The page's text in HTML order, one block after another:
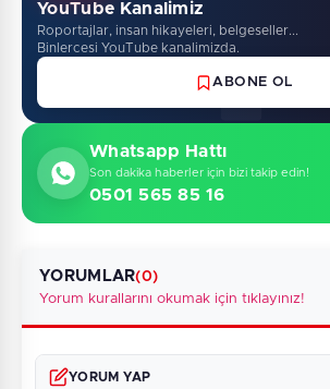
YouTube Kanalimiz
Roportajlar, insan hikayeleri, belgeseller...
Binlercesi YouTube kanalimizda.
ABONE OL
Whatsapp Hattı
Son dakika haberler için bizi takip edin!
0501 565 85 16
YORUMLAR(0)
Yorum kurallarını okumak için tıklayınız!
YORUM YAP